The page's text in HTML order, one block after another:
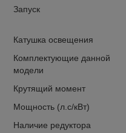
Запуск
Катушка освещения
Комплектующие данной
модели
Крутящий момент
Мощность (л.с/кВт)
Наличие редуктора